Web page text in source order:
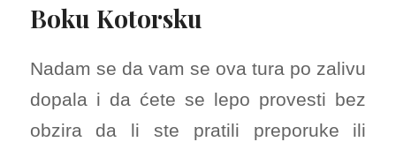
Boku Kotorsku
Nadam se da vam se ova tura po zalivu
dopala i da ćete se lepo provesti bez
obzira da li ste pratili preporuke ili